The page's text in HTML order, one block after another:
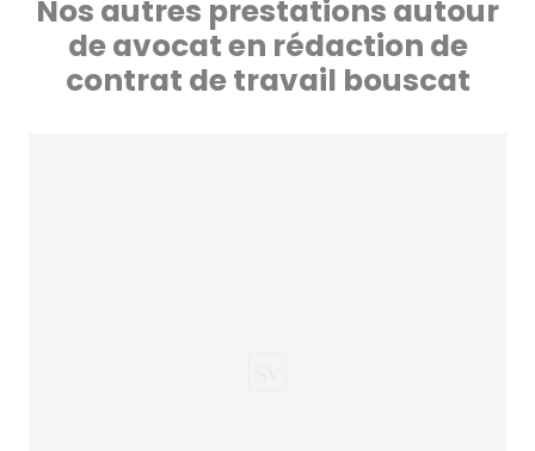
Nos autres prestations autour
de avocat en rédaction de
contrat de travail bouscat